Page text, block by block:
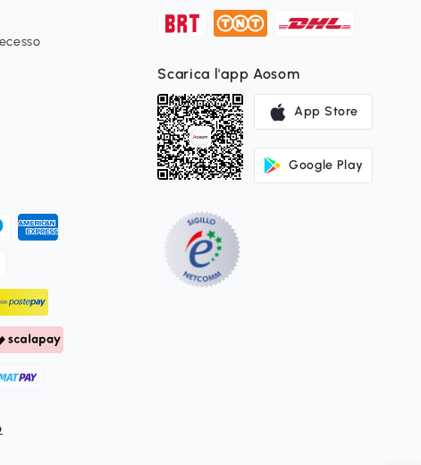
Scarica l'app Aosom
App Store
Google Play